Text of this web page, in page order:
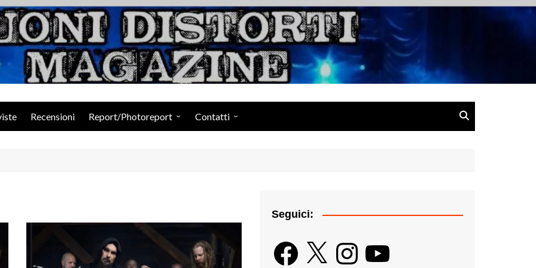
Suoni Distorti Magazine
Recensioni Report/Photoreport Contatti
Seguici:
Facebook
X InstagramYouTube